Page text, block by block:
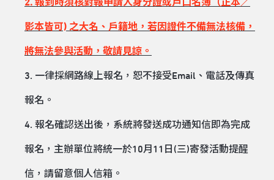
2. 報到時須核對報申請人身分證或戶口名簿（正本／
影本皆可) 之大名、戶籍地，若因證件不備無法核備，
將無法參與活動，敬請見諒。
3. 一律採網路線上報名，恕不接受Email、電話及傳真
報名。
4. 報名確認送出後，系統將發送成功通知信即為完成
報名，主辦單位將統一於10月11日(三)寄發活動提醒
信，請留意個人信箱。